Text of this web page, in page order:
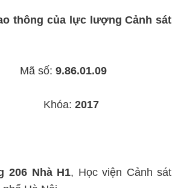
thông của lực lượng Cảnh sát
số: 9.86.01.09
Khóa: 2017
206 Nhà H1, Học viện Cảnh sát